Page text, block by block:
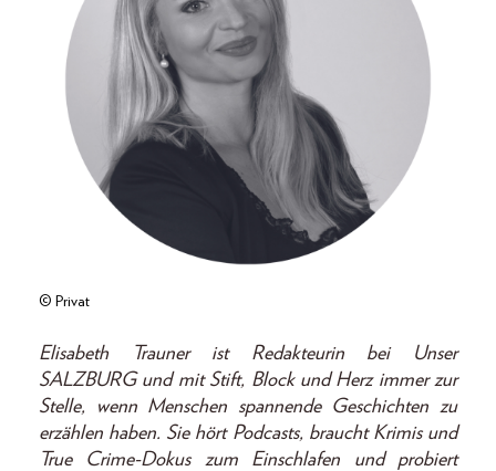
© Privat
Elisabeth Trauner ist Redakteurin bei Unser
SALZBURG und mit Stift, Block und Herz immer zur
Stelle, wenn Menschen spannende Geschichten zu
erzählen haben. Sie hört Podcasts, braucht Krimis und
True Crime-Dokus zum Einschlafen und probiert